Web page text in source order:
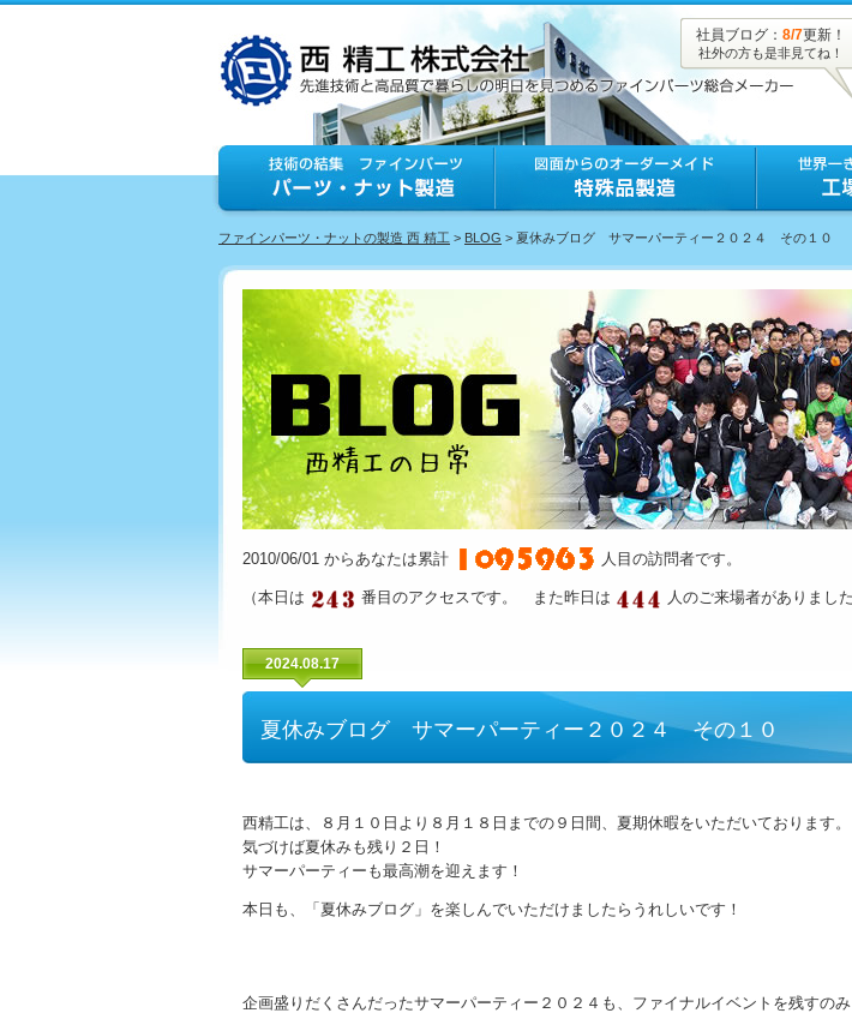
社員ブログ： 8/7更新！
社外の方も是非見てね！
ファインパーツ・ナットの製造 西 精工 > BLOG > 夏休みブログ サマーパーティー２０２４ その１０
2010/06/01 からあなたは累計 人目の訪問者です。
（本日は 番目のアクセスです。 また昨日は 人のご来場者がありました
2024.08.17
夏休みブログ サマーパーティー２０２４ その１０
西精工は、８月１０日より８月１８日までの９日間、夏期休暇をいただいております。
気づけば夏休みも残り２日！
サマーパーティーも最高潮を迎えます！
本日も、「夏休みブログ」を楽しんでいただけましたらうれしいです！
企画盛りだくさんだったサマーパーティー２０２４も、ファイナルイベントを残すのみ